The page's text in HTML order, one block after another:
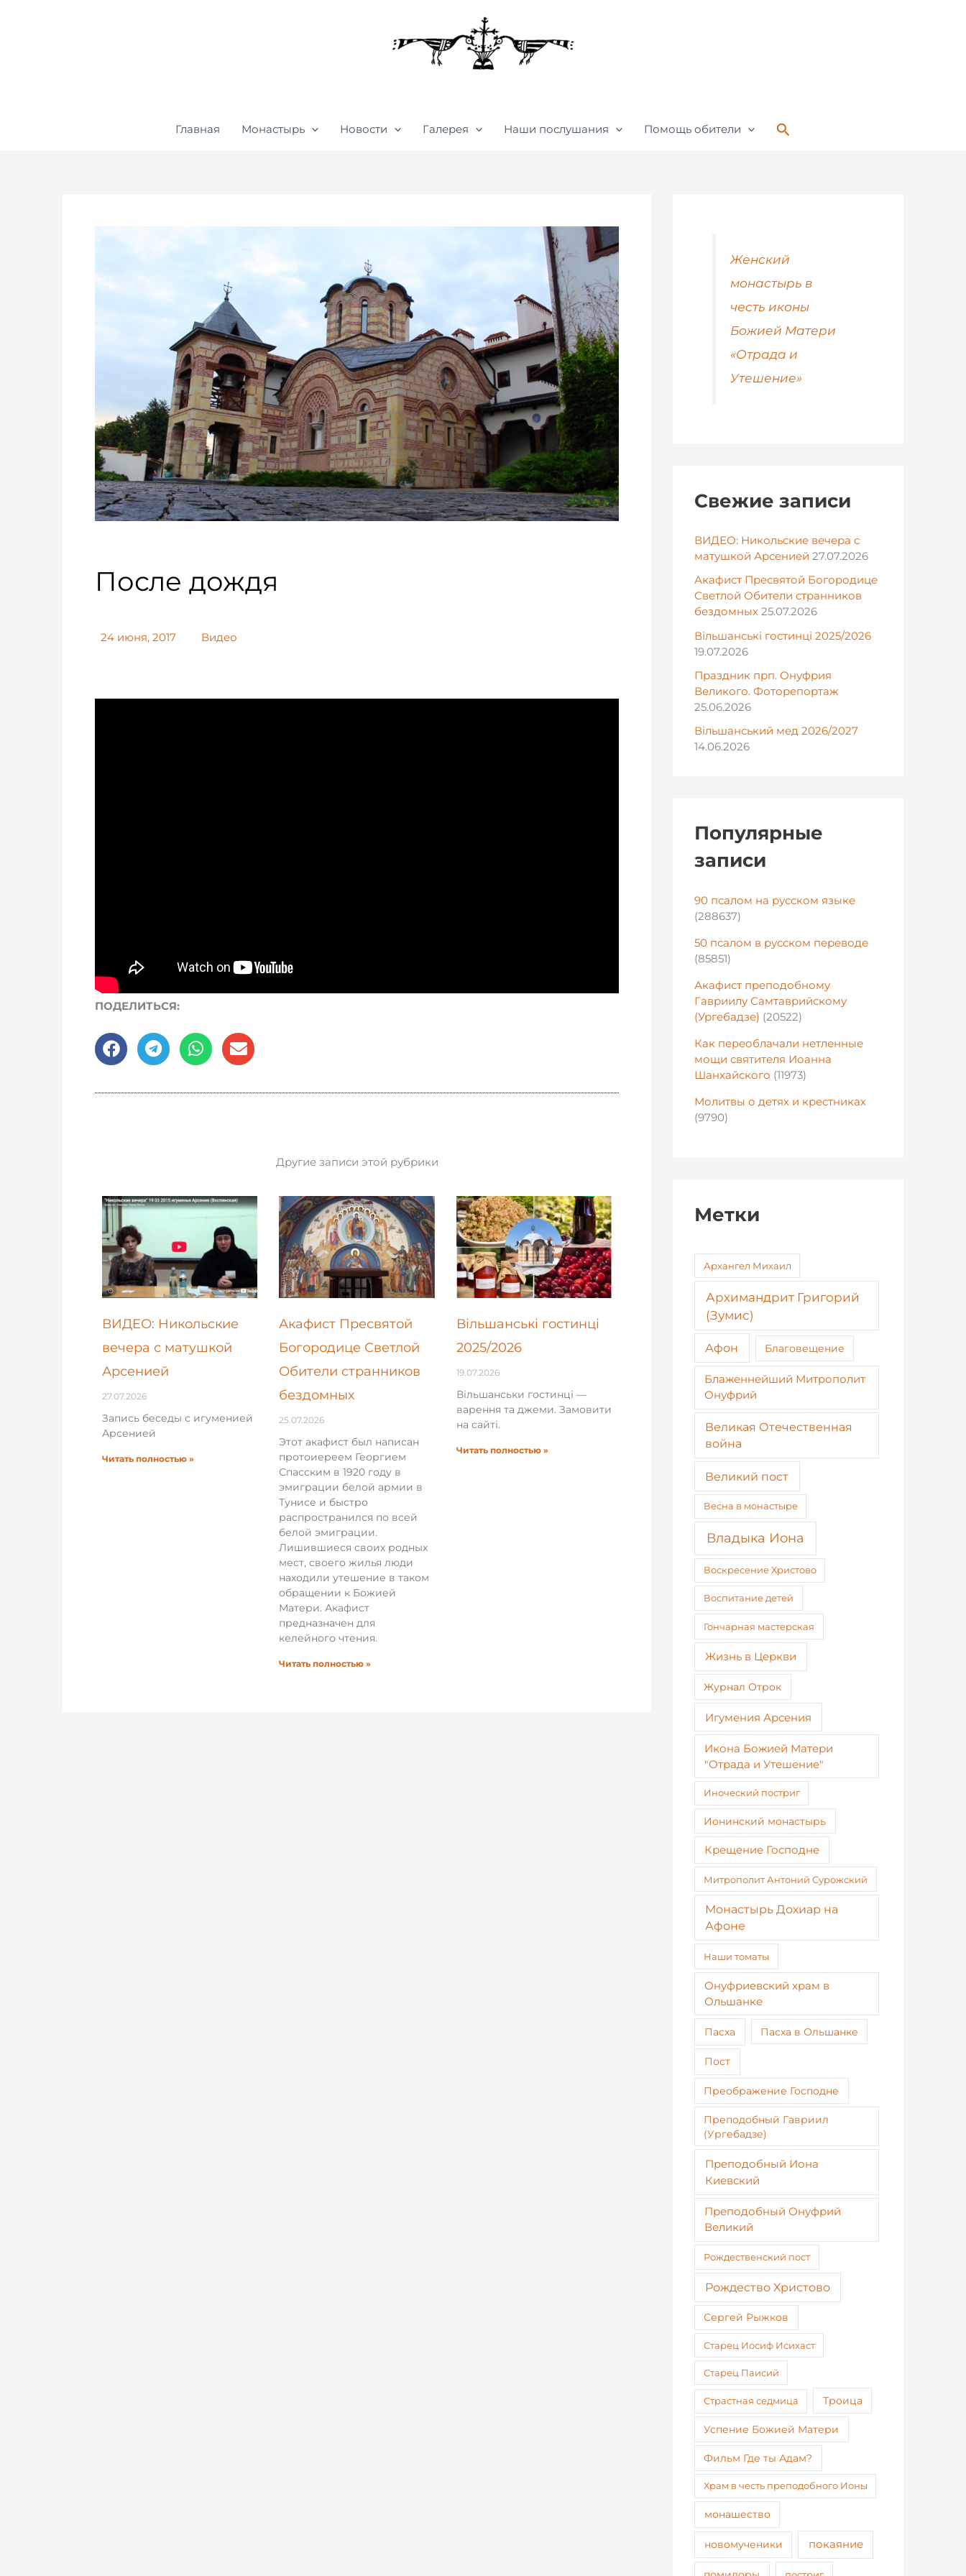
Главная Монастырь Новости Галерея Наши послушания Помощь обители Поиск
После дождя
24 июня, 2017 Видео
ПОДЕЛИТЬСЯ:
Другие записи этой рубрики
ВИДЕО: Никольские
вечера с матушкой
Арсенией
27.07.2026
Запись беседы с игуменией
Арсенией
Читать полностью »
Акафист Пресвятой
Богородице Светлой
Обители странников
бездомных
25.07.2026
Этот акафист был написан
протоиереем Георгием
Спасским в 1920 году в
эмиграции белой армии в
Тунисе и быстро
распространился по всей
белой эмиграции.
Лишившиеся своих родных
мест, своего жилья люди
находили утешение в таком
обращении к Божией
Матери. Акафист
предназначен для
келейного чтения.
Читать полностью »
Вільшанські гостинці
2025/2026
19.07.2026
Вільшанськи гостинці —
варення та джеми. Замовити
на сайті.
Читать полностью »
Женский
монастырь в
честь иконы
Божией Матери
«Отрада и
Утешение»
Свежие записи
ВИДЕО: Никольские вечера с
матушкой Арсенией 27.07.2026
Акафист Пресвятой Богородице
Светлой Обители странников
бездомных 25.07.2026
Вільшанські гостинці 2025/2026
19.07.2026
Праздник прп. Онуфрия
Великого. Фоторепортаж
25.06.2026
Вільшанський мед 2026/2027
14.06.2026
Популярные
записи
90 псалом на русском языке
(288637)
50 псалом в русском переводе
(85851)
Акафист преподобному
Гавриилу Самтаврийскому
(Ургебадзе) (20522)
Как переоблачали нетленные
мощи святителя Иоанна
Шанхайского (11973)
Молитвы о детях и крестниках
(9790)
Метки
Архангел Михаил
Архимандрит Григорий
(Зумис)
Афон Благовещение
Блаженнейший Митрополит
Онуфрий
Великая Отечественная
война
Великий пост
Весна в монастыре
Владыка Иона
Воскресение Христово
Воспитание детей
Гончарная мастерская
Жизнь в Церкви
Журнал Отрок
Игумения Арсения
Икона Божией Матери
"Отрада и Утешение"
Иноческий постриг
Ионинский монастырь
Крещение Господне
Митрополит Антоний Сурожский
Монастырь Дохиар на
Афоне
Наши томаты
Онуфриевский храм в
Ольшанке
Пасха Пасха в Ольшанке
Пост
Преображение Господне
Преподобный Гавриил
(Ургебадзе)
Преподобный Иона
Киевский
Преподобный Онуфрий
Великий
Рождественский пост
Рождество Христово
Сергей Рыжков
Старец Иосиф Исихаст
Старец Паисий
Страстная седмица Троица
Успение Божией Матери
Фильм Где ты Адам?
Храм в честь преподобного Ионы
монашество
новомученики покаяние